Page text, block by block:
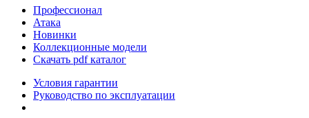
Профессионал
Атака
Новинки
Коллекционные модели
Скачать pdf каталог
Условия гарантии
Руководство по эксплуатации